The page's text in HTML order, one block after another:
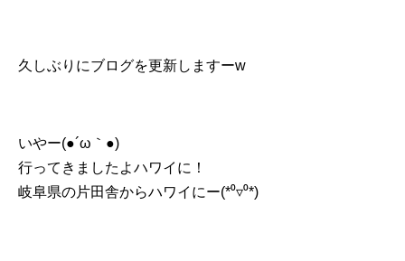
久しぶりにブログを更新しますーw
いやー(●´ω｀●)
行ってきましたよハワイに！
岐阜県の片田舎からハワイにー(*⁰▿⁰*)